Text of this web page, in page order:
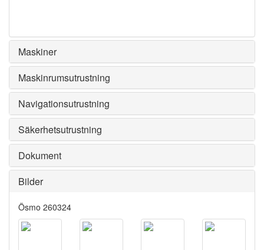
Maskiner
Maskinrumsutrustning
Navigationsutrustning
Säkerhetsutrustning
Dokument
Bilder
Ösmo 260324